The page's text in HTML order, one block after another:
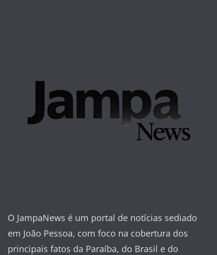
O JampaNews é um portal de notícias sediado
em João Pessoa, com foco na cobertura dos
principais fatos da Paraíba, do Brasil e do